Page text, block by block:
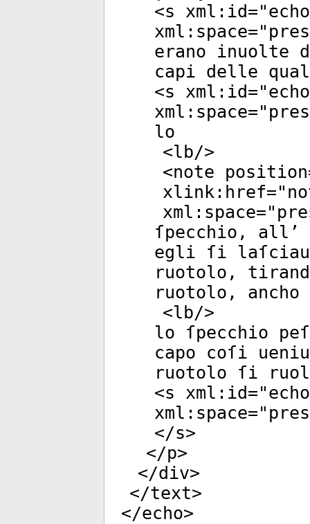
<s xml:id="
xml:space="
erano inuolte
capi delle
<s xml:id="
xml:space="
lo
<lb/>
<note position
xlink:href="
xml:space="
ſpecchio, all’
egli ſi
ruotolo,
ruotolo, ancho
<lb/>
lo ſpecchio
capo coſi
ruotolo ſi
<s xml:id="
xml:space="
</s>
</p>
</div>
</text>
</echo>